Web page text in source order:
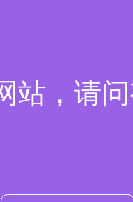
站，请